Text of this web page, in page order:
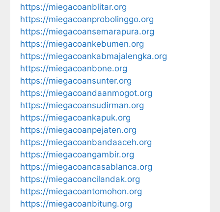
https://miegacoanblitar.org
https://miegacoanprobolinggo.org
https://miegacoansemarapura.org
https://miegacoankebumen.org
https://miegacoankabmajalengka.org
https://miegacoanbone.org
https://miegacoansunter.org
https://miegacoandaanmogot.org
https://miegacoansudirman.org
https://miegacoankapuk.org
https://miegacoanpejaten.org
https://miegacoanbandaaceh.org
https://miegacoangambir.org
https://miegacoancasablanca.org
https://miegacoancilandak.org
https://miegacoantomohon.org
https://miegacoanbitung.org